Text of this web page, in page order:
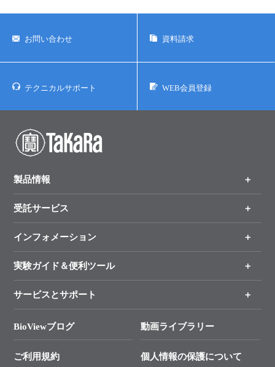
お問い合わせ 資料請求
テクニカルサポート WEB会員登録
製品情報
製品一覧
手法から製品を探す
新製品情報
受託サービス
オンライン注文
インフォメーション
キャンペーン
タカラバイオ各種会員募集のお知らせ
終売製品のお知らせ
価格改定のご案内
実験ガイド＆便利ツール
リアルタイムPCR実験のススメ
幹細胞・再生医療研究ガイド
クローニング実験ガイド
サービスとサポート
総合お問い合わせ
BioViewブログ 動画ライブラリー
ご利用規約 個人情報の保護について